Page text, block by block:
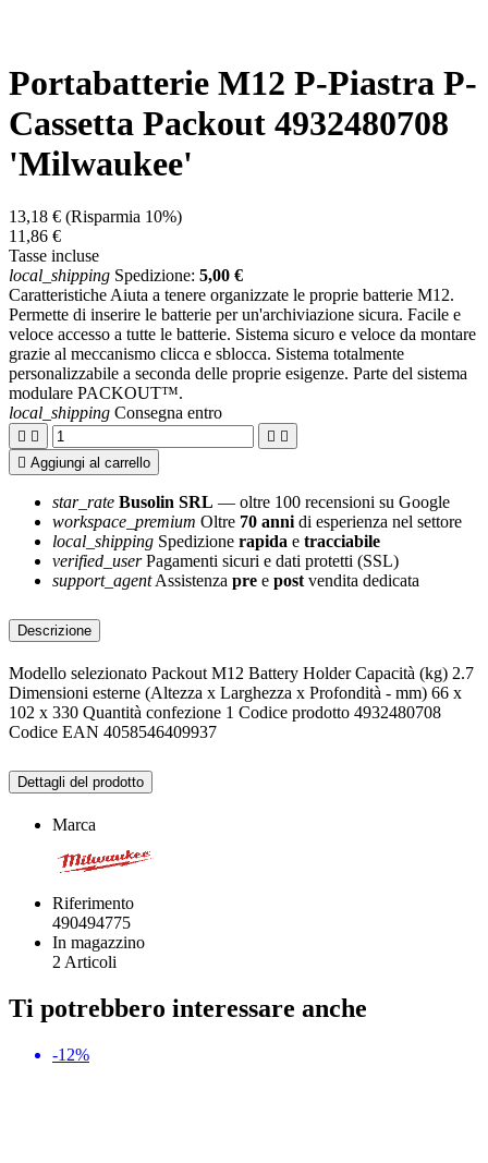
Portabatterie M12 P-Piastra P-
Cassetta Packout 4932480708
'milwaukee'
13,18 € (Risparmia 10%)
11,86 €
Tasse incluse
local_shipping Spedizione: 5,00 €
Caratteristiche Aiuta a tenere organizzate le proprie batterie M12.
Permette di inserire le batterie per un'archiviazione sicura. Facile e
veloce accesso a tutte le batterie. Sistema sicuro e veloce da montare
grazie al meccanismo clicca e sblocca. Sistema totalmente
personalizzabile a seconda delle proprie esigenze. Parte del sistema
modulare PACKOUT™.
local_shipping Consegna entro
   
 Aggiungi al carrello
star_rate Busolin SRL — oltre 100 recensioni su Google
workspace_premium Oltre 70 anni di esperienza nel settore
local_shipping Spedizione rapida e tracciabile
verified_user Pagamenti sicuri e dati protetti (SSL)
support_agent Assistenza pre e post vendita dedicata
Descrizione
Modello selezionato Packout M12 Battery Holder Capacità (kg) 2.7
Dimensioni esterne (Altezza x Larghezza x Profondità - mm) 66 x
102 x 330 Quantità confezione 1 Codice prodotto 4932480708
Codice EAN 4058546409937
Dettagli del prodotto
Marca
Riferimento
490494775
In magazzino
2 Articoli
Ti potrebbero interessare anche
-12%